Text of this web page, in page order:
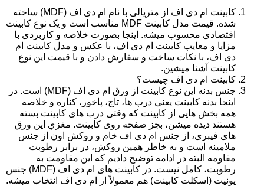
کابینت ام دی اف از متریالی با نام ام دی اف (MDF) ساخته
شده. قیمت مدل کابینت MDF مناسب است و یک نوع کابینت
اقتصادی محسوب میشه. اینجا بصورت خلاصه و کاربردی با
مزایا و معایب کابینت ام دی اف، با عکس و مدل کابینت ام
دی اف، با نکات ساخت و سفارش دادن و با قیمت این نوع
کابینت آشنا میشین.
کابینت ام دی اف چیست؟
جنس بدنه این نوع کابینت از ورق ام دی اف (MDF) است. در
اینجا بدنه کابینت یعنی درب ها، تاج، پاخور، کناره و خلاصه
همه بخش هایی از کابینت که وقتی درب های کابینت بسته
هستند دیده میشن، بجز صفحه روی کابینت. مغزیِ این ورق
های فیبری، از جنس ام دی اف خام و روکش اون از جنس
ملامینه است و به خاطر همین روکش، در برابر رطوبت
مقاومه البته در ادامه توضیح دادیم که این مقاومت به
رطوبت، کامل نیست. در کابینت های ام دی اف (MDF) جنس
یونیت (اسکلت کابینت) هم معمولاً از ام دی اف انتخاب میشه.